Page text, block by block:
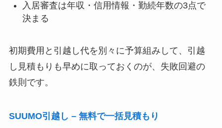
入居審査は年収・信用情報・勤続年数の3点で
決まる
初期費用と引越し代を別々に予算組みして、引越
し見積もりも早めに取っておくのが、失敗回避の
鉄則です。
SUUMO引越し – 無料で一括見積もり